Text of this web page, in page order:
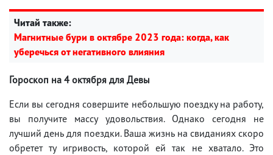
Читай также:
Магнитные бури в октябре 2023 года: когда, как
уберечься от негативного влияния
Гороскоп на 4 октября для Девы
Если вы сегодня совершите небольшую поездку на работу,
вы получите массу удовольствия. Однако сегодня не
лучший день для поездки. Ваша жизнь на свиданиях скоро
обретет ту игривость, которой ей так не хватало. Это